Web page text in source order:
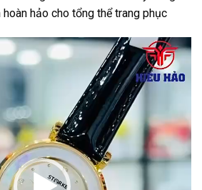
hảo cho tổng thể trang phục